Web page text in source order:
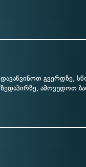
დავაწვინოთ გვერდზე,
ზედაპირზე, ამოვუდოთ